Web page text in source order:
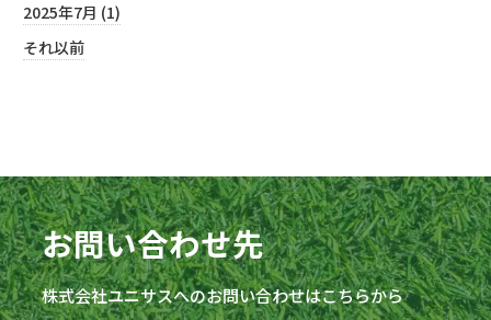
2025年7月 (1)
それ以前
お問い合わせ先
株式会社ユニサスへのお問い合わせはこちらから